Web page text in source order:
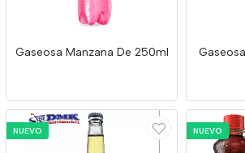
Gaseosa Manzana De 250ml
NUEVO NUEVO